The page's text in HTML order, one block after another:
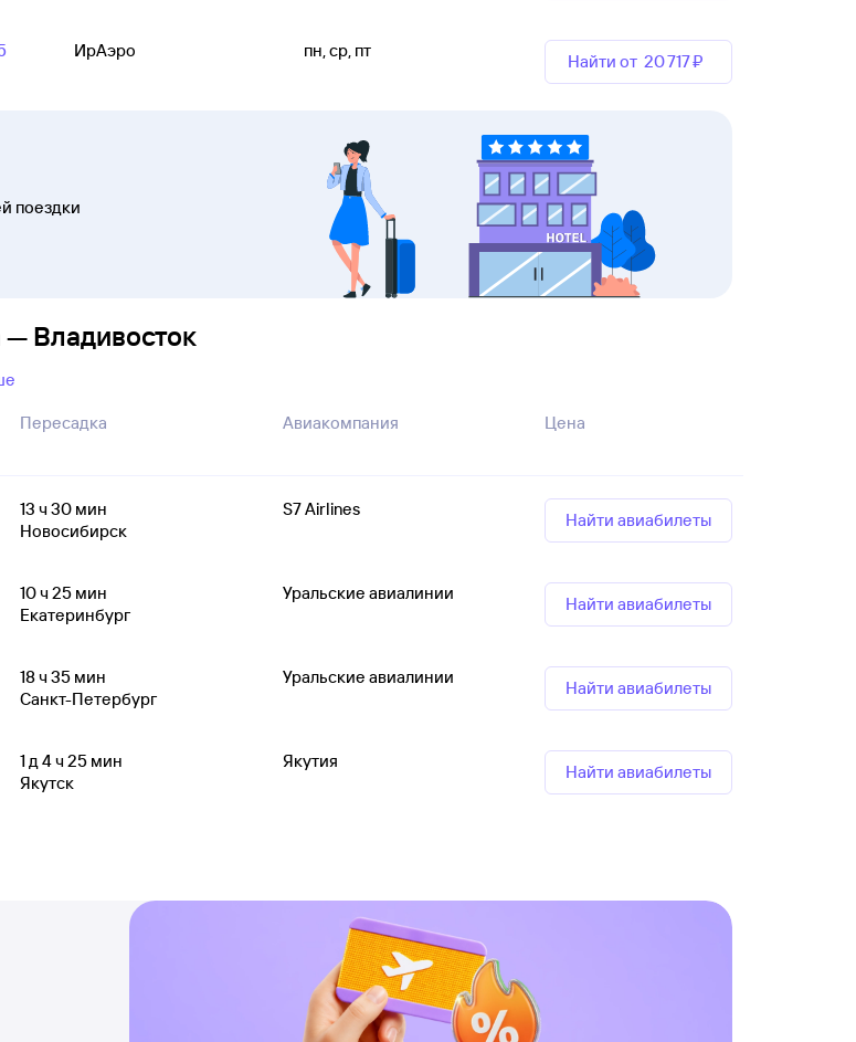
ИрАэро пн, ср, пт
Найти от 20 ⁠717 ⁠₽
поездки
— Владивосток
Пересадка Авиакомпания Цена
13 ч 30 мин
Новосибирск
S7 Airlines
Найти авиабилеты
10ч 25 мин
Екатеринбург
Уральские авиалинии
Найти авиабилеты
18ч 35 мин
Санкт-Петербург
Уральские авиалинии
Найти авиабилеты
1д 4ч 25 мин
Якутск
Якутия
Найти авиабилеты